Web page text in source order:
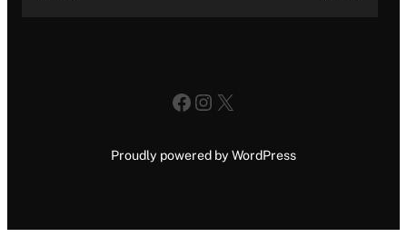
Facebook
Instagram
X
Proudly powered by WordPress